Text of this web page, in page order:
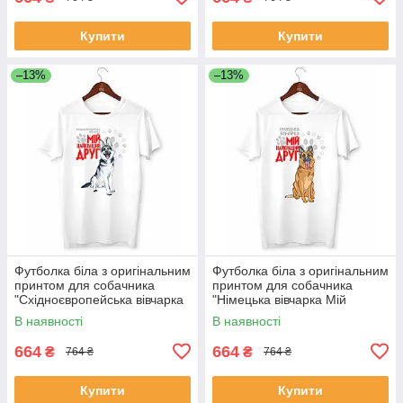
Купити Купити
–13%
Футболка біла з оригінальним
принтом для собачника
"Східноєвропейська вівчарка
Мій найкращий друг" Push IT
В наявності
664 ₴ 764 ₴
Купити
–13%
Футболка біла з оригінальним
принтом для собачника
"Німецька вівчарка Мій
найкращий друг" Push IT
В наявності
664 ₴ 764 ₴
Купити